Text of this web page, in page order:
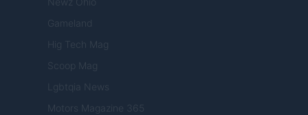
Gameland
Hig Tech Mag
Scoop Mag
Lgbtqia News
Motors Magazine 365